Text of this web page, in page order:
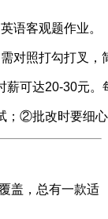
语客观题作业。
对照打勾打叉，
可达20-30元
②批改时要细
盖，总有一款适